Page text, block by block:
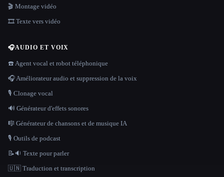
🎬 Montage vidéo
🎞️ Texte vers vidéo
🎧AUDIO ET VOIX
☎️ Agent vocal et robot téléphonique
🎧 Améliorateur audio et suppression de la voix
🎙️ Clonage vocal
🔊 Générateur d'effets sonores
🎼 Générateur de chansons et de musique IA
🎙️ Outils de podcast
📝🔉 Texte pour parler
🇺🇳 Traduction et transcription